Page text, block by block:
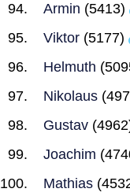
Armin (5413)
Viktor (5177)
Helmuth
Nikolaus
Gustav
Joachim
Mathias